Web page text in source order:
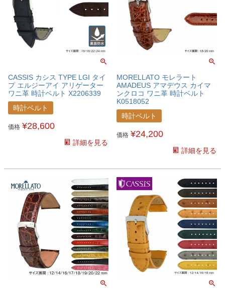
CASSIS カシス TYPE LGI タイ
プ エルジーアイ アリゲーター
ワニ革 時計ベルト X2206339
時計ベルト
価格 ¥28,600
詳細を見る
MORELLATO モレラート
AMADEUS アマデウス カイマ
ンクロコ ワニ革 時計ベルト
K0518052
時計ベルト
価格 ¥24,200
詳細を見る